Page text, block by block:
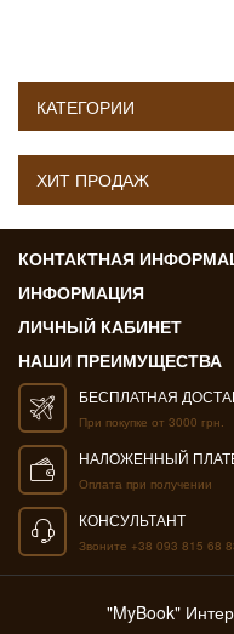
КАТЕГОРИИ
ХИТ ПРОДАЖ
КОНТАКТНАЯ
ИНФОРМАЦИЯ
ЛИЧНЫЙ КАБИНЕТ
НАШИ ПРЕИМУЩЕСТВА
БЕСПЛАТНАЯ
При покупке от 3000 грн.
НАЛОЖЕННЫЙ
Оплата при получении
КОНСУЛЬТАНТ
Звоните +38 093 815 68
"MyBook"